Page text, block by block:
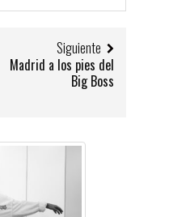
Siguiente
Madrid a los pies del
Big Boss